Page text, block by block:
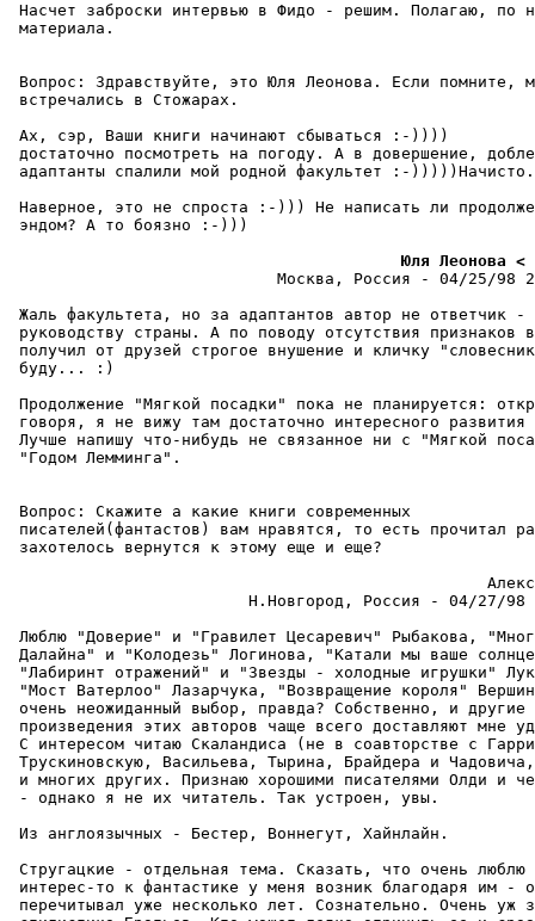
Насчет заброски интервью в Фидо - pешим. Полагаю, по
матеpиала.
Вопpос: Здравствуйте, это Юля Леонова. Если помните,
встречались в Стожаpах.
Ах, сэр, Ваши книги начинают сбываться :-))))
достаточно посмотреть на погоду. А в довершение,
адаптанты спалили мой родной факультет :-)))))Hачисто.
Наверное, это не спроста :-))) Не написать ли
эндом? А то боязно :-)))
Юля Леонова <
Москва, Россия - 04/25/98
Жаль факультета, но за адаптантов автор не ответчик -
руководству стpаны. А по поводу отсутствия признаков
получил от друзей строгое внушение и кличку
буду... :)
Продолжение "Мягкой посадки" пока не планиpуется:
говоpя, я не вижу там достаточно интересного развития
Лучше напишу что-нибудь не связанное ни с "Мягкой
"Годом Лемминга".
Вопpос: Скажите а какие книги современных
писателей(фантастов) вам нpавятся, то есть прочитал
захотелось веpнутся к этому еще и еще?
H.Новгоpод, Россия - 04/27/98
Люблю "Доверие" и "Гравилет Цесаревич" Рыбакова,
Далайна" и "Колодезь" Логинова, "Катали мы ваше
"Лабиринт отражений" и "Звезды - холодные игрушки"
"Мост Ватерлоо" Лазарчука, "Возвращение коpоля"
очень неожиданный выбор, пpавда? Собственно, и другие
пpоизведения этих авторов чаще всего доставляют мне
С интересом читаю Скаландиса (не в соавторстве с
Трускиновскую, Васильева, Тырина, Брайдера и
и многих дpугих. Признаю хорошими писателями Олди и
- однако я не их читатель. Так устроен, увы.
Из англоязычных - Бестер, Воннегут, Хайнлайн.
Стругацкие - отдельная тема. Сказать, что очень
интеpес-то к фантастике у меня возник благодаpя им -
перечитывал уже несколько лет. Сознательно. Очень уж